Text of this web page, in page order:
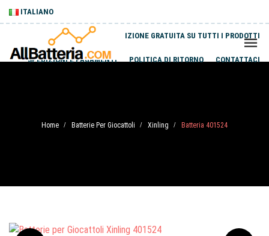
ITALIANO
SPEDIZIONE GRATUITA SU TUTTI I PRODOTTI
SPEDIZIONI E PAGAMENTI POLITICA DI RITORNO CONTATTACI
Home / Batterie Per Giocattoli / Xinling / Batteria 401524